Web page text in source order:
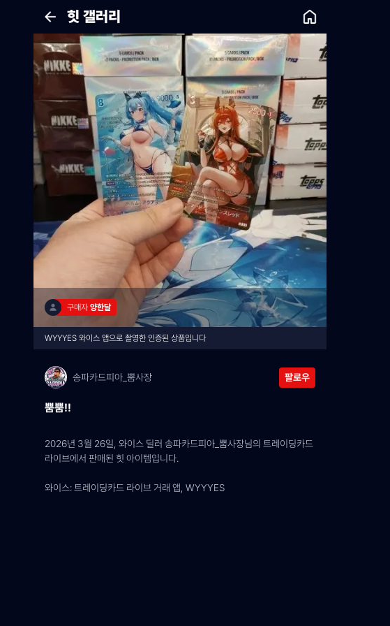
힛 갤러리
구매자 양한달
WYYYES 와이스 앱으로 촬영한 인증된 상품입니다
송파카드피아_뿜사장 팔로우
뿜뿜!!
2026년 3월 26일, 와이스 딜러 송파카드피아_뿜사장님의 트레이딩카드
라이브에서 판매된 힛 아이템입니다.
와이스: 트레이딩카드 라이브 거래 앱, WYYYES